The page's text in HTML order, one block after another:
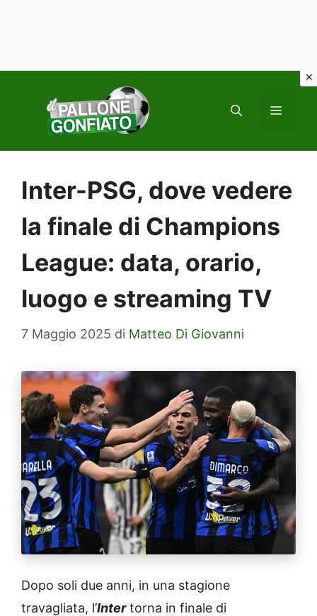
contenuto
MENU
Inter-PSG, dove vedere
la finale di Champions
League: data, orario,
luogo e streaming TV
7 Maggio 2025 di Matteo Di Giovanni
Dopo soli due anni, in una stagione
travagliata, l’Intertorna in finale di